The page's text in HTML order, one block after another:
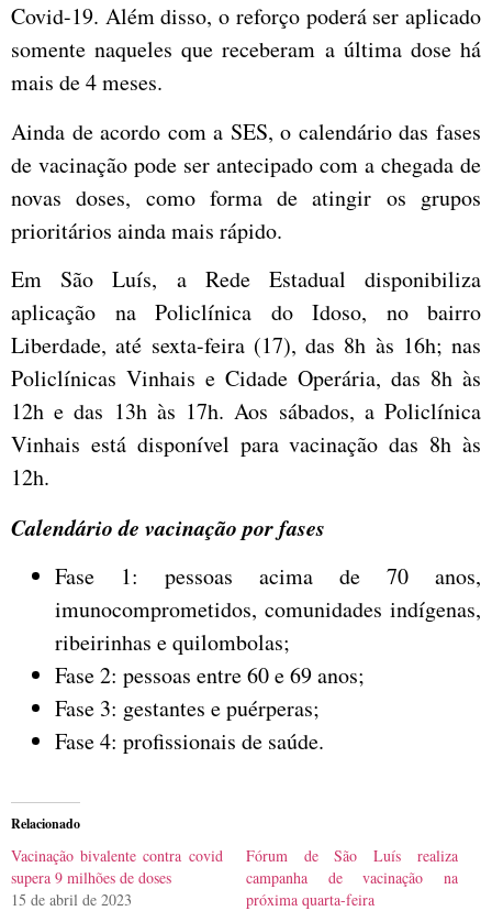
Covid-19. Além disso, o reforço poderá ser aplicado
somente naqueles que receberam a última dose há
mais de 4 meses.
Ainda de acordo com a SES, o calendário das fases
de vacinação pode ser antecipado com a chegada de
novas doses, como forma de atingir os grupos
prioritários ainda mais rápido.
Em São Luís, a Rede Estadual disponibiliza
aplicação na Policlínica do Idoso, no bairro
Liberdade, até sexta-feira (17), das 8h às 16h; nas
Policlínicas Vinhais e Cidade Operária, das 8h às
12h e das 13h às 17h. Aos sábados, a Policlínica
Vinhais está disponível para vacinação das 8h às
12h.
Calendário de vacinação por fases
Fase 1: pessoas acima de 70 anos,
imunocomprometidos, comunidades indígenas,
ribeirinhas e quilombolas;
Fase 2: pessoas entre 60 e 69 anos;
Fase 3: gestantes e puérperas;
Fase 4: profissionais de saúde.
Relacionado
Vacinação bivalente contra covid
supera 9 milhões de doses
15 de abril de 2023
Fórum de São Luís realiza
campanha de vacinação na
próxima quarta-feira